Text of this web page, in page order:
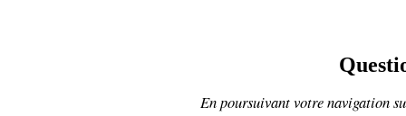
En poursuivant votre navigation